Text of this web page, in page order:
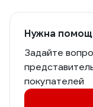
Нужна
Задайте
покупателей